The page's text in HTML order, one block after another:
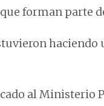
forman parte
al Ministerio